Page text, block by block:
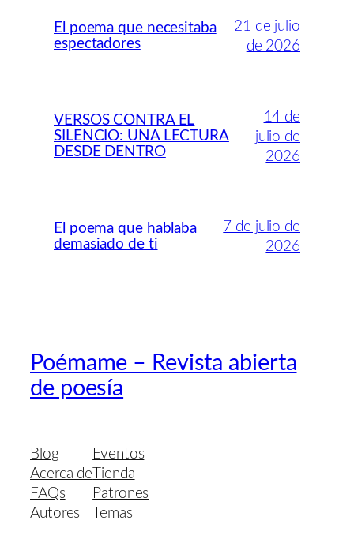
El poema que necesitaba
espectadores
21 de julio
de 2026
VERSOS CONTRA EL
SILENCIO: UNA LECTURA
DESDE DENTRO
14 de
julio de
2026
El poema que hablaba
demasiado de ti
7 de julio de
2026
Poémame – Revista abierta
de poesía
Blog
Acerca de
FAQs
Autores
Eventos
Tienda
Patrones
Temas